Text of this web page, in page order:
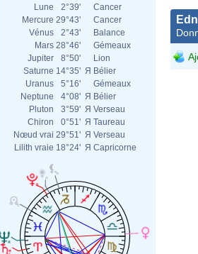
Lune
2°39'
Cancer
Mercure 29°43'
Cancer
Vénus
2°43'
Balance
Mars 28°46'
Gémeaux
Jupiter
8°50'
Lion
Saturne 14°35' Я Bélier
Uranus
5°16'
Gémeaux
Neptune
4°08' Я Bélier
Pluton
3°59' Я Verseau
Chiron
0°51' Я Taureau
Nœud vrai 29°51' Я Verseau
Lilith vraie 18°24' Я Capricorne